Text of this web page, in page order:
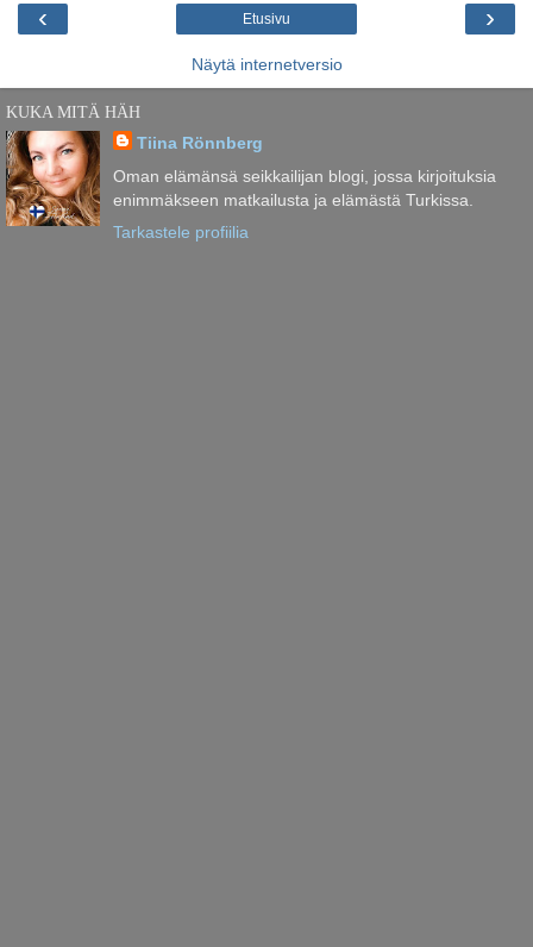
‹ ›
Etusivu
Näytä internetversio
KUKA MITÄ HÄH
Tiina Rönnberg
Oman elämänsä seikkailijan blogi, jossa kirjoituksia
enimmäkseen matkailusta ja elämästä Turkissa.
Tarkastele profiilia